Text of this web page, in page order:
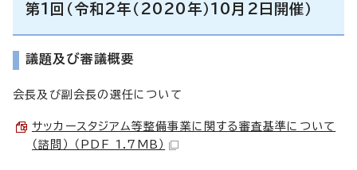
第1回（令和2年（2020年）10月2日開催）
議題及び審議概要
会長及び副会長の選任について
サッカースタジアム等整備事業に関する審査基準について
（諮問） （PDF 1.7MB）